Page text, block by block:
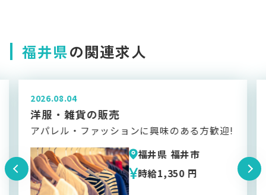
福井県の関連求人
2026.04.23
ディーラーでのお茶出し・ご案内のお仕
事
週3～５日のお仕事｜未経験者歓迎！｜シフ
ト制
福井県 福井市